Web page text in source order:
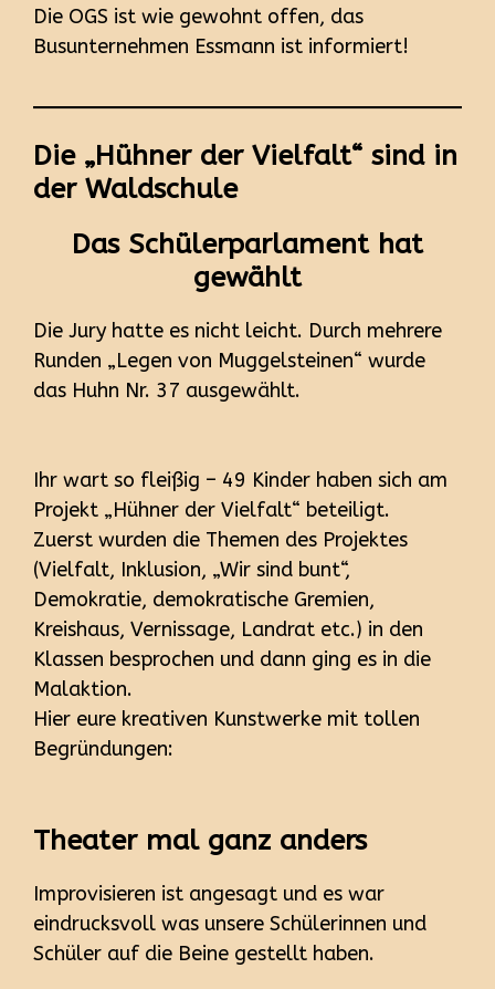
Die OGS ist wie gewohnt offen, das
Busunternehmen Essmann ist informiert!
Die „Hühner der Vielfalt“ sind in
der Waldschule
Das Schülerparlament hat
gewählt
Die Jury hatte es nicht leicht. Durch mehrere
Runden „Legen von Muggelsteinen“ wurde
das Huhn Nr. 37 ausgewählt.
Ihr wart so fleißig – 49 Kinder haben sich am
Projekt „Hühner der Vielfalt“ beteiligt.
Zuerst wurden die Themen des Projektes
(Vielfalt, Inklusion, „Wir sind bunt“,
Demokratie, demokratische Gremien,
Kreishaus, Vernissage, Landrat etc.) in den
Klassen besprochen und dann ging es in die
Malaktion.
Hier eure kreativen Kunstwerke mit tollen
Begründungen:
Theater mal ganz anders
Improvisieren ist angesagt und es war
eindrucksvoll was unsere Schülerinnen und
Schüler auf die Beine gestellt haben.